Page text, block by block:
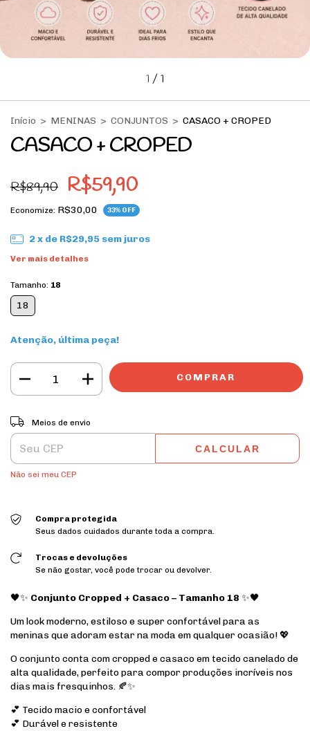
1 /1
Início > MENINAS > CONJUNTOS > CASACO + CROPED
CASACO + CROPED
R$89,90 R$59,90
Economize: R$30,00 33% OFF
2x de R$29,95 sem juros
Ver mais detalhes
Tamanho: 18
18
Atenção, última peça!
Entregas para o CEP:
Meios de envio
CALCULAR
Não sei meu CEP
Compra protegida
Seus dados cuidados durante toda a compra.
Trocas e devoluções
Se não gostar, você pode trocar ou devolver.
🖤✨ Conjunto Cropped + Casaco – Tamanho 18 ✨🖤
Um look moderno, estiloso e super confortável para as
meninas que adoram estar na moda em qualquer ocasião! 💖
O conjunto conta com cropped e casaco em tecido canelado de
alta qualidade, perfeito para compor produções incríveis nos
dias mais fresquinhos. 🍂✨
💕 Tecido macio e confortável
💕 Durável e resistente